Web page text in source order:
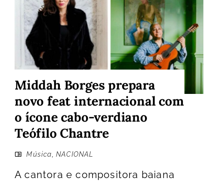
Middah Borges prepara
novo feat internacional com
o ícone cabo-verdiano
Teófilo Chantre
Música ,NACIONAL
A cantora e compositora baiana